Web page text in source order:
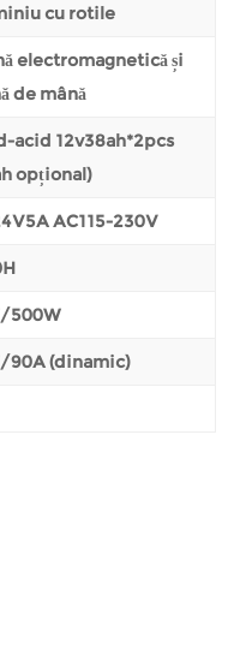
cu rotile
electromagnetică și
de mână
acid 12v38ah*2pcs
opțional)
AC115-230V
500W
90A (dinamic)